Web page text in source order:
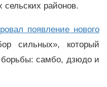
сельских районов.
появление нового
сильных», который
самбо, дзюдо и